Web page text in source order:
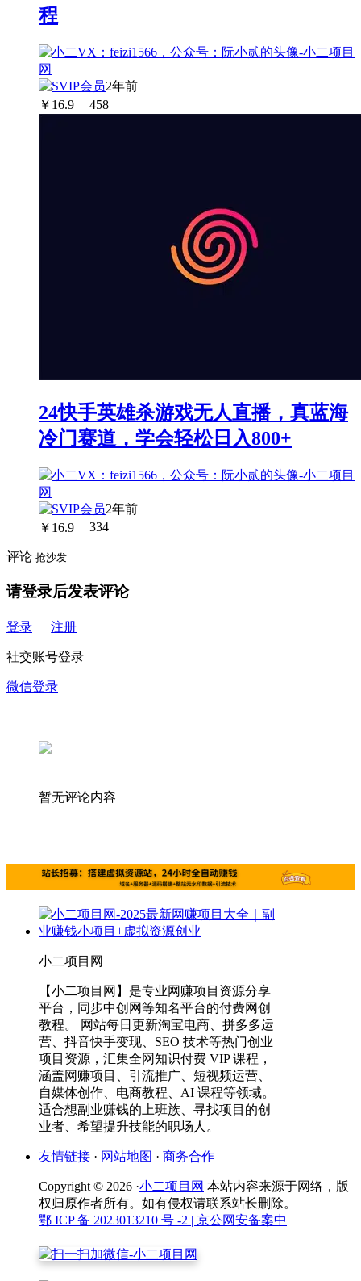
程
2年前
￥ 16.9 458
24快手英雄杀游戏无人直播，真蓝海
冷门赛道，学会轻松日入800+
2年前
￥ 16.9 334
评论 抢沙发
请登录后发表评论
登录 注册
社交账号登录
微信登录
暂无评论内容
小二项目网
【小二项目网】是专业网赚项目资源分享
平台，同步中创网等知名平台的付费网创
教程。 网站每日更新淘宝电商、拼多多运
营、抖音快手变现、SEO 技术等热门创业
项目资源，汇集全网知识付费 VIP 课程，
涵盖网赚项目、引流推广、短视频运营、
自媒体创作、电商教程、AI 课程等领域。
适合想副业赚钱的上班族、寻找项目的创
业者、希望提升技能的职场人。
友情链接 · 网站地图 · 商务合作
Copyright © 2026 ·小二项目网 本站内容来源于网络，版
权归原作者所有。如有侵权请联系站长删除。
鄂 ICP 备 2023013210 号 -2 | 京公网安备案中